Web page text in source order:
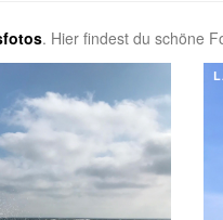
. Hier findest du schöne